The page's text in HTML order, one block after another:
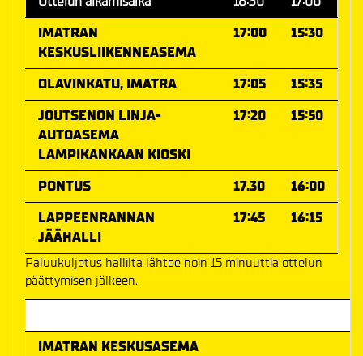
IMATRAN
KESKUSLIIKENNEASEMA
17:00 15:30
OLAVINKATU, IMATRA 17:05
15:35
JOUTSENON LINJA-
AUTOASEMA
LAMPIKANKAAN KIOSKI
17:20 15:50
PONTUS 17.30
16:00
LAPPEENRANNAN
JÄÄHALLI
17:45 16:15
Paluukuljetus hallilta lähtee noin 15 minuuttia ottelun
päättymisen jälkeen.
IMATRAN KESKUSASEMA